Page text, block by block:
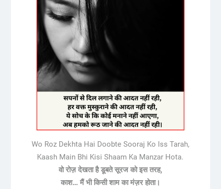
Wo Roz Dekhta Hai Doobte Sooraj Ko Iss Tarah,
Kaash Main Bhi Kisi Shaam Ka Manzar Hota.
वो रोज़ देखता है डूबते सूरज को इस तरह,
काश… मैं भी किसी शाम का मंज़र होता।